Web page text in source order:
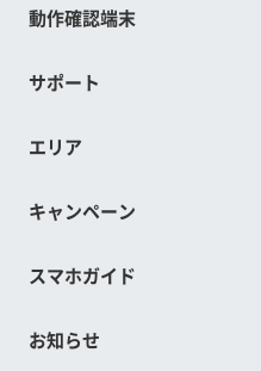
動作確認端末
サポート
エリア
キャンペーン
スマホガイド
お知らせ